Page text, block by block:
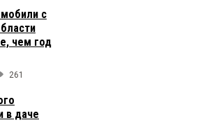
с
чем год
261
в даче